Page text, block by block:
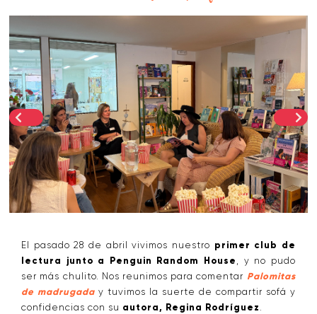
El pasado 28 de abril vivimos nuestro primer club de
lectura junto a Penguin Random House
, y no pudo
ser más chulito. Nos reunimos para comentar Palomitas
de madrugada y tuvimos la suerte de compartir sofá y
confidencias con su autora, Regina Rodríguez